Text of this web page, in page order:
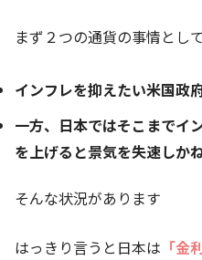
まず２つの通貨の事情として
インフレを抑えたい米国政
一方、日本ではそこまでイ
を上げると景気を失速しか
そんな状況があります
はっきり言うと日本は 「金